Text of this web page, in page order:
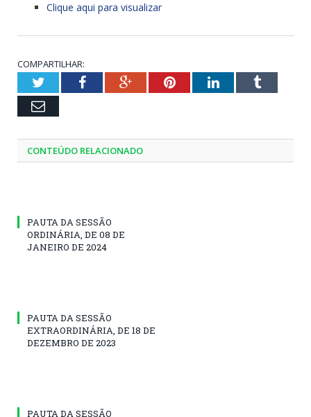
Clique aqui para visualizar
COMPARTILHAR:
TwitterFacebookGoogle+PinterestLinkedInTumblr
Email
CONTEÚDO RELACIONADO
PAUTA DA SESSÃO
ORDINÁRIA, DE 08 DE
JANEIRO DE 2024
PAUTA DA SESSÃO
EXTRAORDINÁRIA, DE 18 DE
DEZEMBRO DE 2023
PAUTA DA SESSÃO